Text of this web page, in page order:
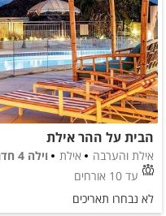
הבית על ההר אילת
אילת והערבה אילת
וילה 4 חדרים
עד 10 אורחים
לא נבחרו תאריכים